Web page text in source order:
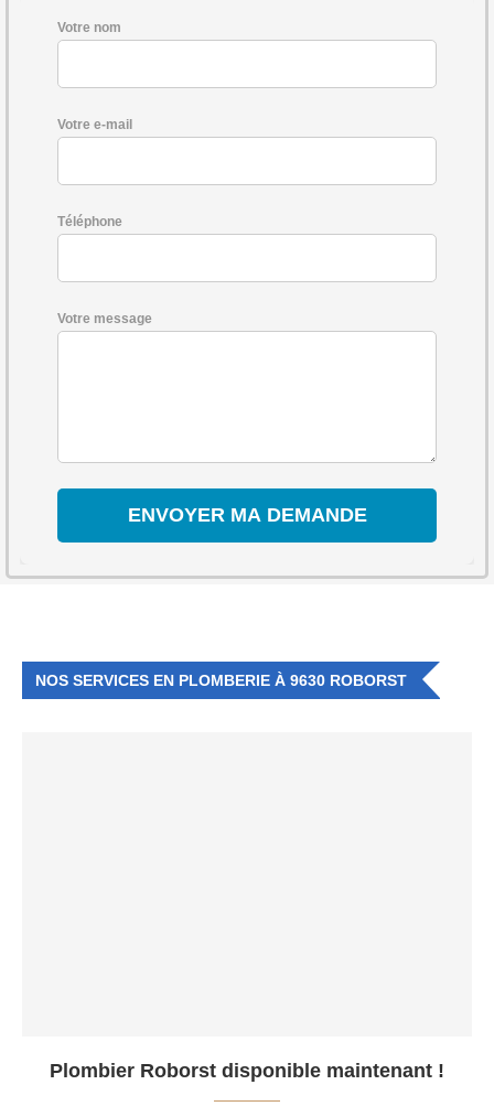
Votre nom
Votre e-mail
Téléphone
Votre message
NOS SERVICES EN PLOMBERIE À 9630 ROBORST
Plombier Roborst disponible maintenant !